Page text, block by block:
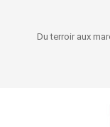
Du terroir aux